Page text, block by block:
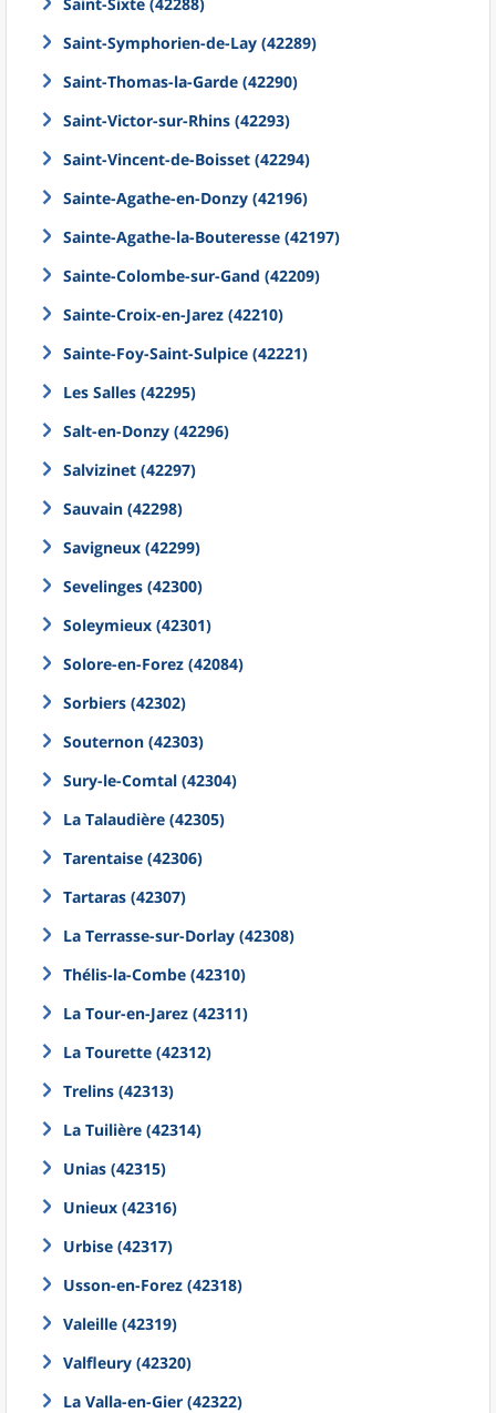
Saint-Symphorien-de-Lay (42289)
Saint-Thomas-la-Garde (42290)
Saint-Victor-sur-Rhins (42293)
Saint-Vincent-de-Boisset (42294)
Sainte-Agathe-en-Donzy (42196)
Sainte-Agathe-la-Bouteresse (42197)
Sainte-Colombe-sur-Gand (42209)
Sainte-Croix-en-Jarez (42210)
Sainte-Foy-Saint-Sulpice (42221)
Les Salles (42295)
Salt-en-Donzy (42296)
Salvizinet (42297)
Sauvain (42298)
Savigneux (42299)
Sevelinges (42300)
Soleymieux (42301)
Solore-en-Forez (42084)
Sorbiers (42302)
Souternon (42303)
Sury-le-Comtal (42304)
La Talaudière (42305)
Tarentaise (42306)
Tartaras (42307)
La Terrasse-sur-Dorlay (42308)
Thélis-la-Combe (42310)
La Tour-en-Jarez (42311)
La Tourette (42312)
Trelins (42313)
La Tuilière (42314)
Unias (42315)
Unieux (42316)
Urbise (42317)
Usson-en-Forez (42318)
Valeille (42319)
Valfleury (42320)
La Valla-en-Gier (42322)